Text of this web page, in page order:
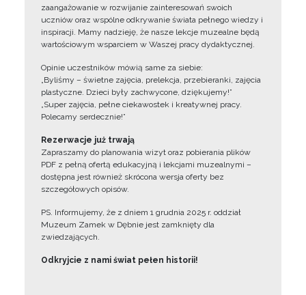
zaangażowanie w rozwijanie zainteresowań swoich
uczniów oraz wspólne odkrywanie świata pełnego wiedzy i
inspiracji. Mamy nadzieję, że nasze lekcje muzealne będą
wartościowym wsparciem w Waszej pracy dydaktycznej.
Opinie uczestników mówią same za siebie:
„Byliśmy – świetne zajęcia, prelekcja, przebieranki, zajęcia
plastyczne. Dzieci były zachwycone, dziękujemy!”
„Super zajęcia, pełne ciekawostek i kreatywnej pracy.
Polecamy serdecznie!”
Rezerwacje już trwają
Zapraszamy do planowania wizyt oraz pobierania plików
PDF z pełną ofertą edukacyjną i lekcjami muzealnymi –
dostępna jest również skrócona wersja oferty bez
szczegółowych opisów.
PS. Informujemy, że z dniem 1 grudnia 2025 r. oddział
Muzeum Zamek w Dębnie jest zamknięty dla
zwiedzających.
Odkryjcie z nami świat pełen historii!